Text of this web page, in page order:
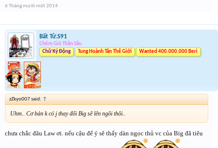
6 Tháng mười một 2014
Bất Tử.S91
Chém Gió Thần Sầu
Chữ Ký Động
Tung Hoành Tân Thế Giới Wanted 400.000.000 Beri
zZkyo007 said: ↑
Uhm.. Cơ bản k có j thay đổi Big sẽ lên ngôi thôi..
chưa chắc đâu Law ơi. nếu cậu để ý sẽ thấy dàn ngọc thủ vc của Big đã tiêu